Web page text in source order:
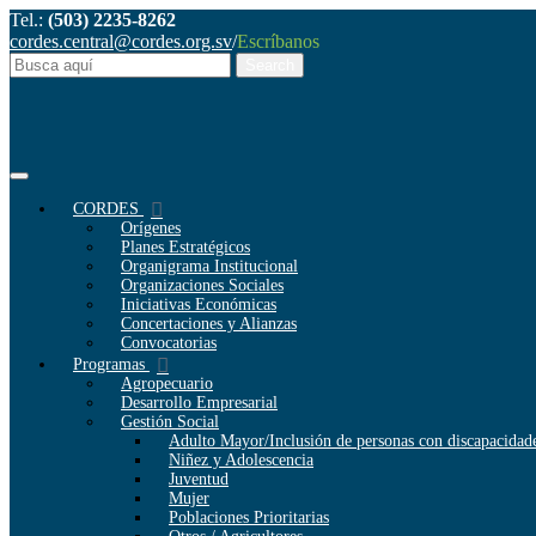
Tel.: (503) 2235-8262
cordes.central@cordes.org.sv/Escríbanos
CORDES
Orígenes
Planes Estratégicos
Organigrama Institucional
Organizaciones Sociales
Iniciativas Económicas
Concertaciones y Alianzas
Convocatorias
Programas
Agropecuario
Desarrollo Empresarial
Gestión Social
Adulto Mayor/Inclusión de personas con
Niñez y Adolescencia
Juventud
Mujer
Poblaciones Prioritarias